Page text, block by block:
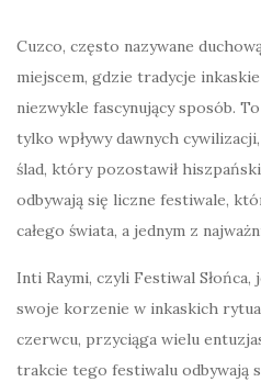
Cuzco, często nazywane
miejscem, gdzie tradycje
niezwykle fascynujący sposób.
tylko wpływy dawnych
ślad, który pozostawił
odbywają się liczne festiwale,
całego świata, a jednym z
Inti Raymi, czyli Festiwal
swoje korzenie w inkaskich
czerwcu, przyciąga wielu
trakcie tego festiwalu odbywają